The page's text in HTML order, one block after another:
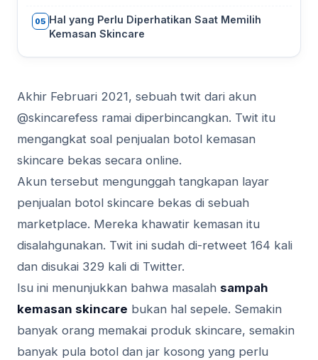
05 Hal yang Perlu Diperhatikan Saat Memilih
Kemasan Skincare
Akhir Februari 2021, sebuah twit dari akun
@skincarefess ramai diperbincangkan. Twit itu
mengangkat soal penjualan botol kemasan
skincare bekas secara online.
Akun tersebut mengunggah tangkapan layar
penjualan botol skincare bekas di sebuah
marketplace. Mereka khawatir kemasan itu
disalahgunakan. Twit ini sudah di-retweet 164 kali
dan disukai 329 kali di Twitter.
Isu ini menunjukkan bahwa masalah sampah
kemasan skincare bukan hal sepele. Semakin
banyak orang memakai produk skincare, semakin
banyak pula botol dan jar kosong yang perlu